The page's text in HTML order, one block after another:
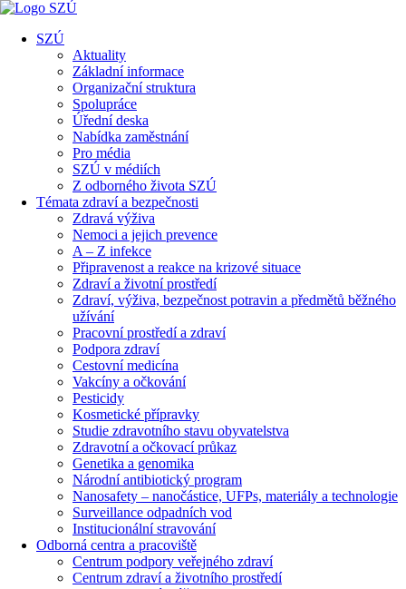
SZÚ
Aktuality
Základní informace
Organizační struktura
Spolupráce
Úřední deska
Nabídka zaměstnání
Pro média
SZÚ v médiích
Z odborného života SZÚ
Témata zdraví a bezpečnosti
Zdravá výživa
Nemoci a jejich prevence
A – Z infekce
Připravenost a reakce na krizové situace
Zdraví a životní prostředí
Zdraví, výživa, bezpečnost potravin a předmětů běžného
užívání
Pracovní prostředí a zdraví
Podpora zdraví
Cestovní medicína
Vakcíny a očkování
Pesticidy
Kosmetické přípravky
Studie zdravotního stavu obyvatelstva
Zdravotní a očkovací průkaz
Genetika a genomika
Národní antibiotický program
Nanosafety – nanočástice, UFPs, materiály a technologie
Surveillance odpadních vod
Institucionální stravování
Odborná centra a pracoviště
Centrum podpory veřejného zdraví
Centrum zdraví a životního prostředí